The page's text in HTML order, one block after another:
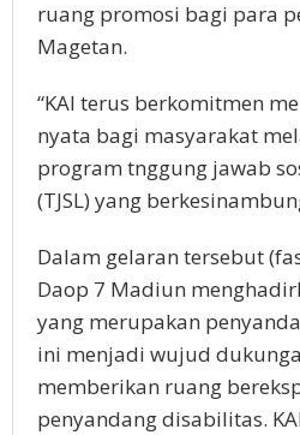
ruang promosi bagi para
Magetan.
“KAI terus berkomitmen
nyata bagi masyarakat
program tnggung jawab
(TJSL) yang
Dalam gelaran tersebut
Daop 7 Madiun
yang merupakan
ini menjadi wujud
memberikan ruang
penyandang disabilitas.